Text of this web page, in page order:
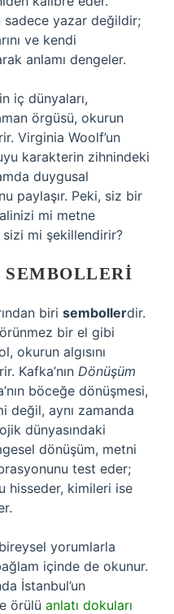
sadece yazar değildir;
ve kendi
anlamı dengeler.
iç dünyaları,
örgüsü, okurun
Virginia Woolf’un
karakterin zihnindeki
duygusal
paylaşır. Peki, siz bir
mi metne
mi şekillendirir?
SEMBOLLERI
biri sembollerdir.
bir el gibi
okurun algısını
Kafka’nın Dönüşüm
böceğe dönüşmesi,
değil, aynı zamanda
dünyasındaki
dönüşüm, metni
test eder;
hisseder, kimileri ise
yorumlarla
içinde de okunur.
İstanbul’un
örülü anlatı dokuları